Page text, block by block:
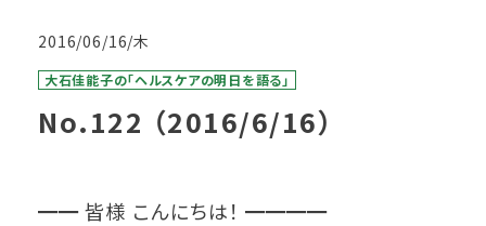
2016/06/16/木
大石佳能子の「ヘルスケアの明日を語る」
No.122 （2016/6/16）
━━ 皆様 こんにちは！ ━━━━